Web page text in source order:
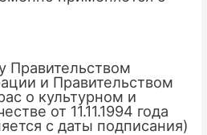
Правительством
и Правительством
о культурном и
от 11.11.1994 года
с даты подписания)